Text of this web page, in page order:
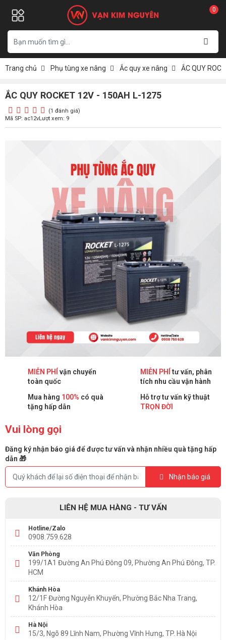
0
Trang chủ Phụ tùng xe nâng Ắc quy xe nâng ẮC QUY
ẮC QUY ROCKET 12V - 150AH L-1275
(1 đánh giá)
Mã SP: ac12vLượt xem: 9
MIỄN PHÍ vận chuyển
toàn quốc
MIỄN PHÍ tư vấn, phân
tích nhu cầu vận hành
Mua hàng 100% có quà
tặng hấp dẫn
Hỗ trợ tư vấn kỹ thuật
TRỌN ĐỜI
Vui lòng gọi
Đăng ký nhận báo giá để được tư vấn và nhận nhiều quà tặng hấp
dẫn 🎁
Nhận báo giá
LIÊN HỆ MUA HÀNG - TƯ VẤN
Hotline/Zalo
0908.759.628
Văn Phòng
199/1A1 Đường An Phú Đông 09, Phường An Phú Đông, TP.
HCM
Khánh Hòa
12/1F Đường Nguyễn Khuyến, Phường Bắc Nha Trang,
Khánh Hòa
Hà Nội
15/3, Ngõ 89 Lĩnh Nam, Phường Vĩnh Hưng, TP. Hà Nội